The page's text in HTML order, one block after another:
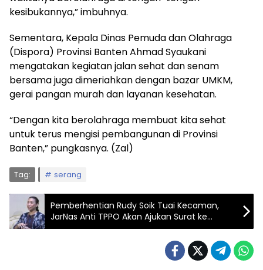
kesibukannya,” imbuhnya.
Sementara, Kepala Dinas Pemuda dan Olahraga
(Dispora) Provinsi Banten Ahmad Syaukani
mengatakan kegiatan jalan sehat dan senam
bersama juga dimeriahkan dengan bazar UMKM,
gerai pangan murah dan layanan kesehatan.
“Dengan kita berolahraga membuat kita sehat
untuk terus mengisi pembangunan di Provinsi
Banten,” pungkasnya. (Zal)
Tag: serang
Pemberhentian Rudy Soik Tuai Kecaman,
JarNas Anti TPPO Akan Ajukan Surat ke
Kapolri